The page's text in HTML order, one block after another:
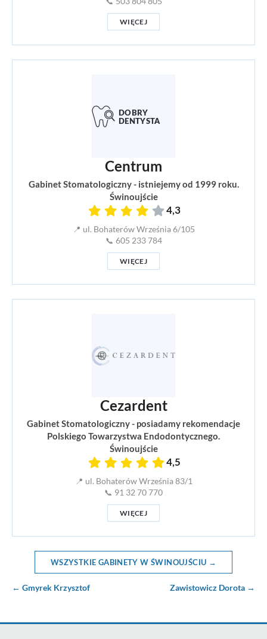
WIĘCEJ
Centrum
Gabinet Stomatologiczny - istniejemy od 1999 roku.
Świnoujście
4,3
📍 ul. Bohaterów Września 6/105
📞 605 233 784
WIĘCEJ
Cezardent
Gabinet Stomatologiczny - posiadamy rekomendacje
Polskiego Towarzystwa Endodontycznego.
Świnoujście
4,5
📍 ul. Bohaterów Września 83/1
📞 91 32 70 770
WIĘCEJ
WSZYSTKIE GABINETY W ŚWINOUJŚCIU →
← Gmyrek Krzysztof Zawistowicz Dorota →